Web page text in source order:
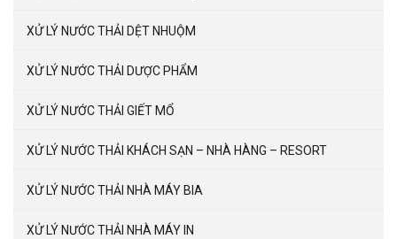
XỬ LÝ NƯỚC THẢI DỆT NHUỘM
XỬ LÝ NƯỚC THẢI DƯỢC PHẨM
XỬ LÝ NƯỚC THẢI GIẾT MỔ
XỬ LÝ NƯỚC THẢI KHÁCH SẠN – NHÀ HÀNG – RESORT
XỬ LÝ NƯỚC THẢI NHÀ MÁY BIA
XỬ LÝ NƯỚC THẢI NHÀ MÁY IN